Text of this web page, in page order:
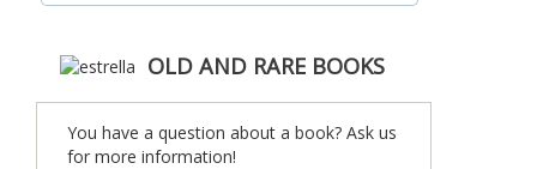
OLD AND RARE BOOKS
You have a question about a book? Ask us
for more information!